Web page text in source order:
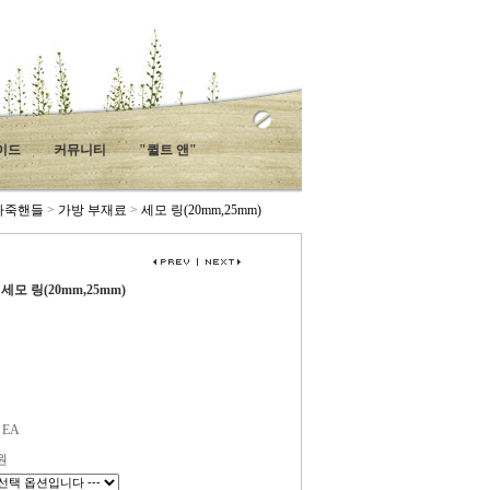
드 커뮤니티 "퀼트 앤"
죽핸들 > 가방 부재료 > 세모 링(20mm,25mm)
세모 링(20mm,25mm)
EA